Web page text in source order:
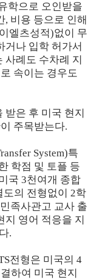
학으로 오인받을
, 비용 등으로 인해
엘츠성적)없이 무
거나 입학 허가서
례도 수차례 지
속이는 경우도
은 후 미국 현지
주목받는다.
System)특
학점 및 토플 등
국 3천여개 종합
도의 전형없이 2학
족사관고 교사 출
영어 적응을 지
.
전형은 미국의 4
하여 미국 현지